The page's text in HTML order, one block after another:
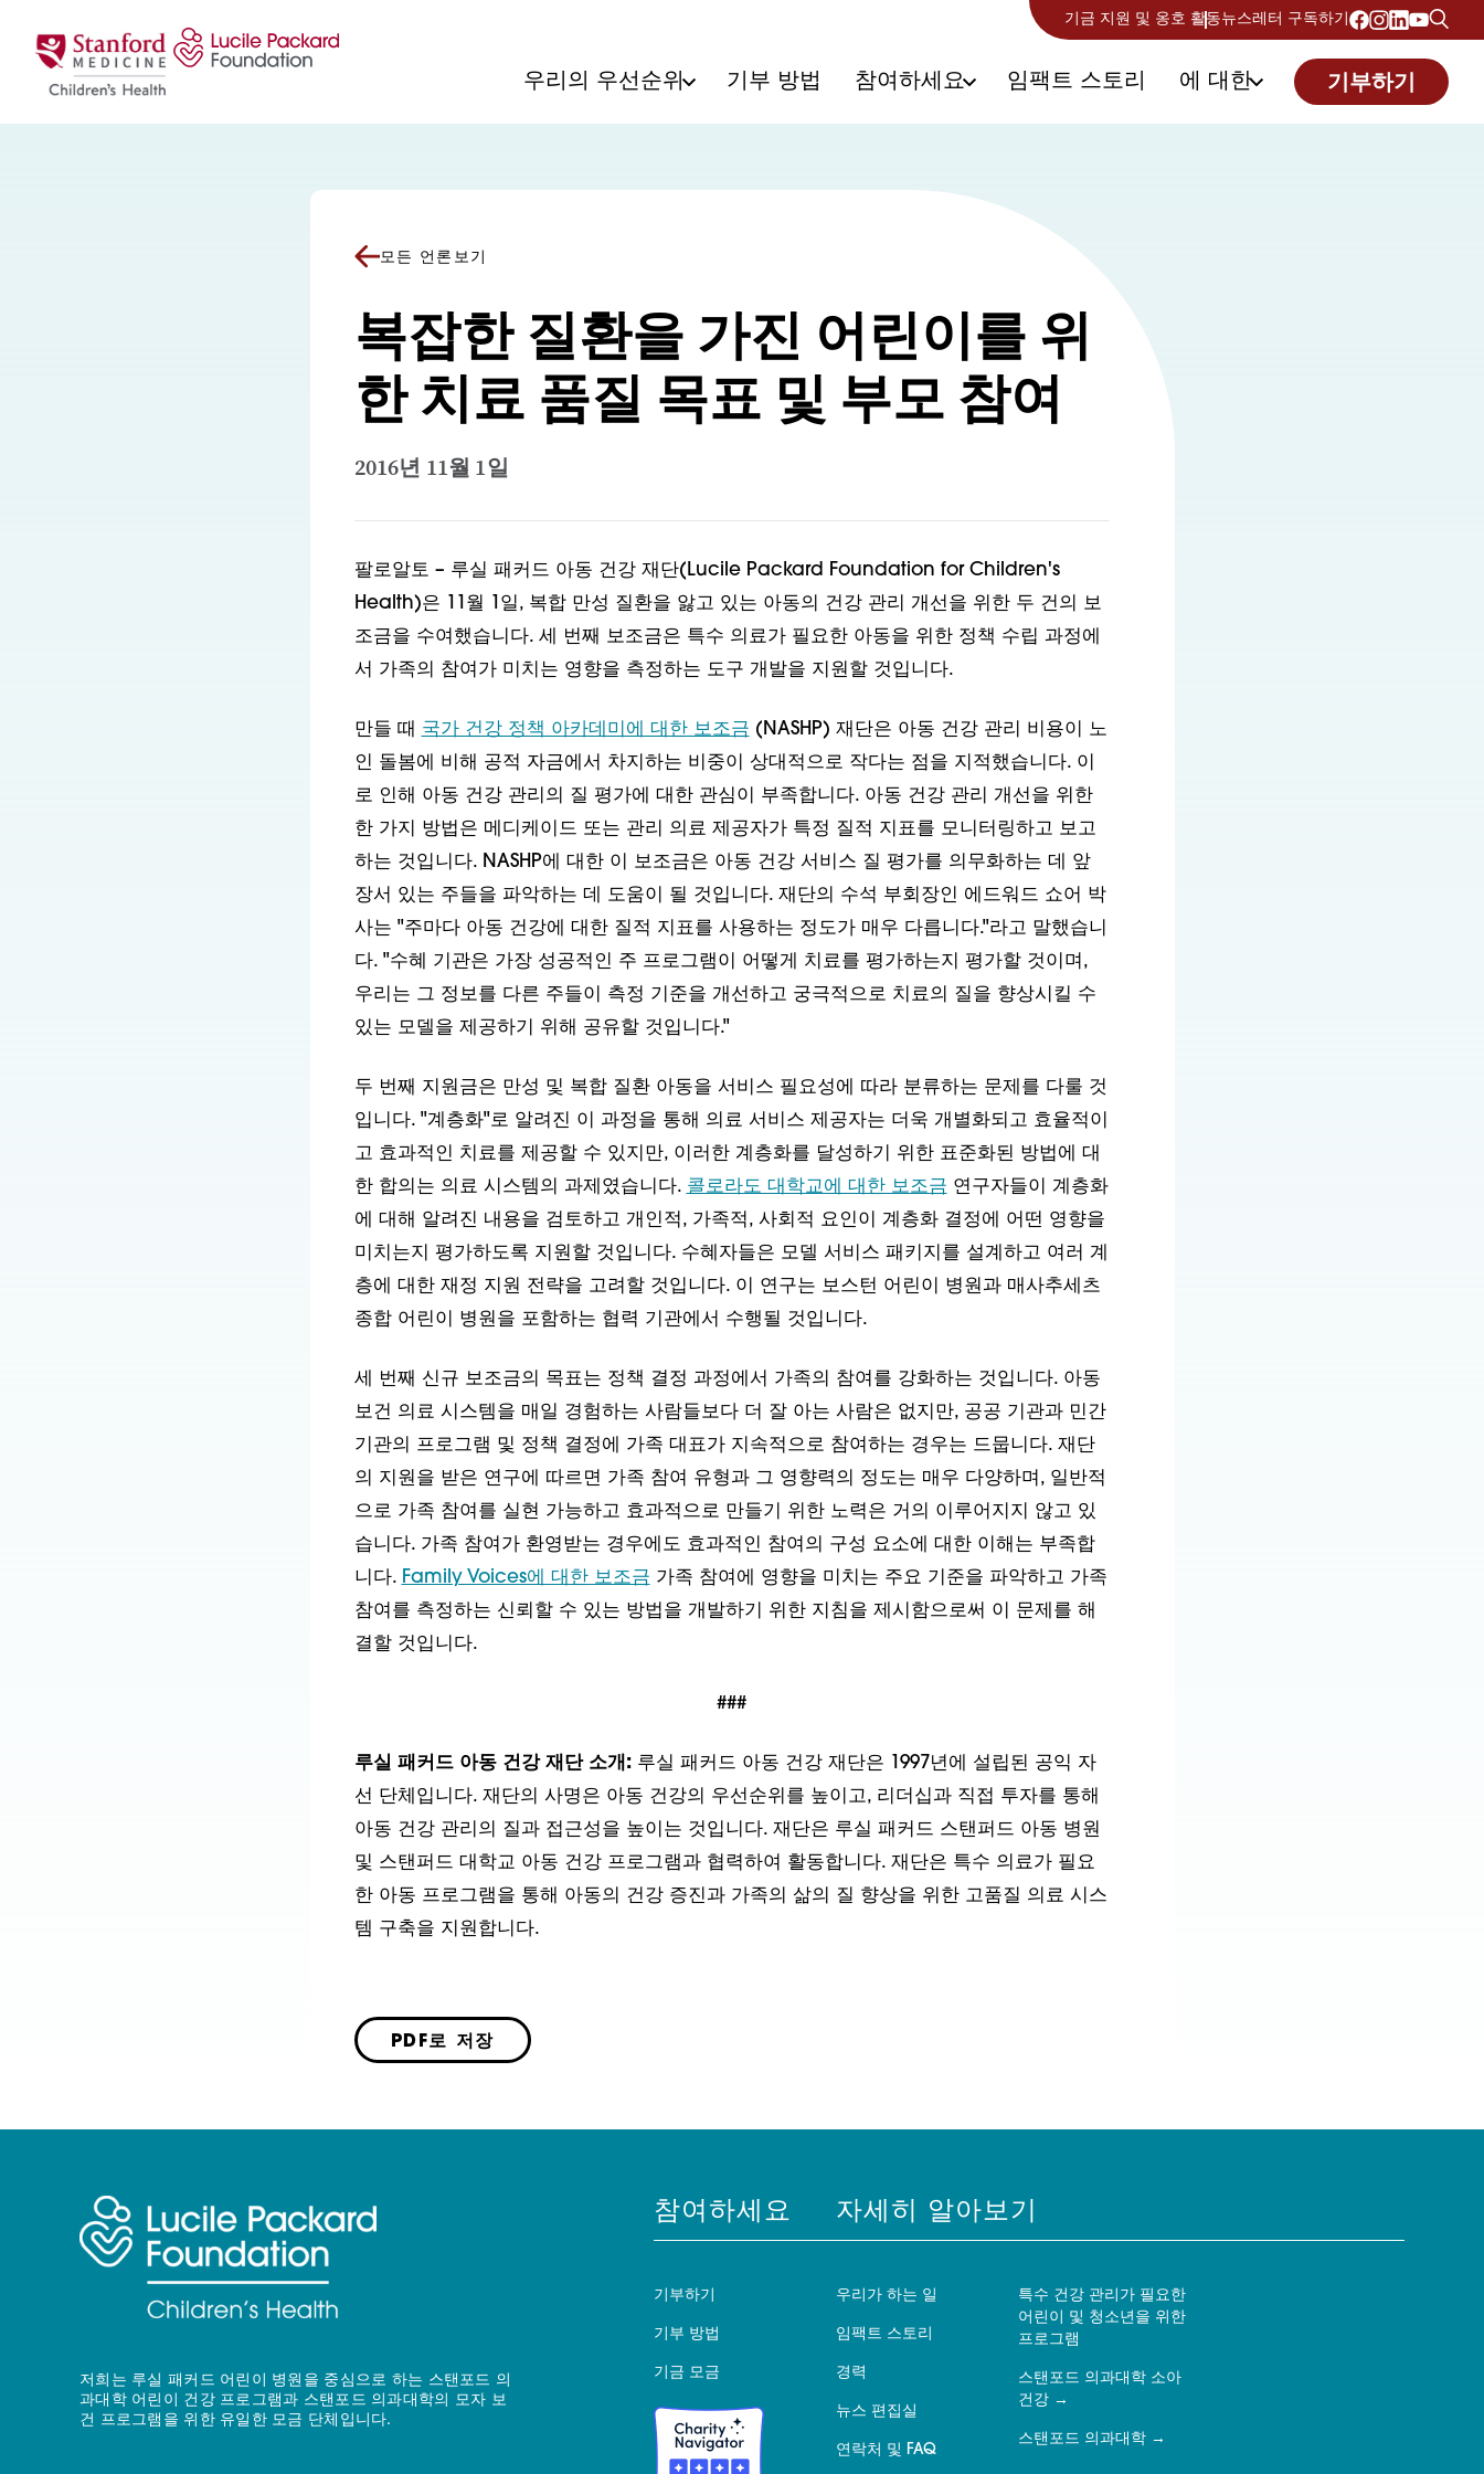
기금 지원 및 옹호 활동뉴스레터 구독하기
우리의 우선순위 기부 방법 참여하세요 임팩트 스토리 에 대한 기부하기
모든 언론보기
복잡한 질환을 가진 어린이를 위
한 치료 품질 목표 및 부모 참여
2016년 11월 1일
팔로알토 – 루실 패커드 아동 건강 재단(Lucile Packard Foundation for Children's
Health)은 11월 1일, 복합 만성 질환을 앓고 있는 아동의 건강 관리 개선을 위한 두 건의 보
조금을 수여했습니다. 세 번째 보조금은 특수 의료가 필요한 아동을 위한 정책 수립 과정에
서 가족의 참여가 미치는 영향을 측정하는 도구 개발을 지원할 것입니다.
만들 때 국가 건강 정책 아카데미에 대한 보조금 (NASHP) 재단은 아동 건강 관리 비용이 노
인 돌봄에 비해 공적 자금에서 차지하는 비중이 상대적으로 작다는 점을 지적했습니다. 이
로 인해 아동 건강 관리의 질 평가에 대한 관심이 부족합니다. 아동 건강 관리 개선을 위한
한 가지 방법은 메디케이드 또는 관리 의료 제공자가 특정 질적 지표를 모니터링하고 보고
하는 것입니다. NASHP에 대한 이 보조금은 아동 건강 서비스 질 평가를 의무화하는 데 앞
장서 있는 주들을 파악하는 데 도움이 될 것입니다. 재단의 수석 부회장인 에드워드 쇼어 박
사는 "주마다 아동 건강에 대한 질적 지표를 사용하는 정도가 매우 다릅니다."라고 말했습니
다. "수혜 기관은 가장 성공적인 주 프로그램이 어떻게 치료를 평가하는지 평가할 것이며,
우리는 그 정보를 다른 주들이 측정 기준을 개선하고 궁극적으로 치료의 질을 향상시킬 수
있는 모델을 제공하기 위해 공유할 것입니다."
두 번째 지원금은 만성 및 복합 질환 아동을 서비스 필요성에 따라 분류하는 문제를 다룰 것
입니다. "계층화"로 알려진 이 과정을 통해 의료 서비스 제공자는 더욱 개별화되고 효율적이
고 효과적인 치료를 제공할 수 있지만, 이러한 계층화를 달성하기 위한 표준화된 방법에 대
한 합의는 의료 시스템의 과제였습니다. 콜로라도 대학교에 대한 보조금 연구자들이 계층화
에 대해 알려진 내용을 검토하고 개인적, 가족적, 사회적 요인이 계층화 결정에 어떤 영향을
미치는지 평가하도록 지원할 것입니다. 수혜자들은 모델 서비스 패키지를 설계하고 여러 계
층에 대한 재정 지원 전략을 고려할 것입니다. 이 연구는 보스턴 어린이 병원과 매사추세츠
종합 어린이 병원을 포함하는 협력 기관에서 수행될 것입니다.
세 번째 신규 보조금의 목표는 정책 결정 과정에서 가족의 참여를 강화하는 것입니다. 아동
보건 의료 시스템을 매일 경험하는 사람들보다 더 잘 아는 사람은 없지만, 공공 기관과 민간
기관의 프로그램 및 정책 결정에 가족 대표가 지속적으로 참여하는 경우는 드뭅니다. 재단
의 지원을 받은 연구에 따르면 가족 참여 유형과 그 영향력의 정도는 매우 다양하며, 일반적
으로 가족 참여를 실현 가능하고 효과적으로 만들기 위한 노력은 거의 이루어지지 않고 있
습니다. 가족 참여가 환영받는 경우에도 효과적인 참여의 구성 요소에 대한 이해는 부족합
니다. Family Voices에 대한 보조금 가족 참여에 영향을 미치는 주요 기준을 파악하고 가족
참여를 측정하는 신뢰할 수 있는 방법을 개발하기 위한 지침을 제시함으로써 이 문제를 해
결할 것입니다.
###
루실 패커드 아동 건강 재단 소개: 루실 패커드 아동 건강 재단은 1997년에 설립된 공익 자
선 단체입니다. 재단의 사명은 아동 건강의 우선순위를 높이고, 리더십과 직접 투자를 통해
아동 건강 관리의 질과 접근성을 높이는 것입니다. 재단은 루실 패커드 스탠퍼드 아동 병원
및 스탠퍼드 대학교 아동 건강 프로그램과 협력하여 활동합니다. 재단은 특수 의료가 필요
한 아동 프로그램을 통해 아동의 건강 증진과 가족의 삶의 질 향상을 위한 고품질 의료 시스
템 구축을 지원합니다.
PDF로 저장
저희는 루실 패커드 어린이 병원을 중심으로 하는 스탠포드 의
과대학 어린이 건강 프로그램과 스탠포드 의과대학의 모자 보
건 프로그램을 위한 유일한 모금 단체입니다.
참여하세요
기부하기
기부 방법
기금 모금
자세히 알아보기
우리가 하는 일
임팩트 스토리
경력
뉴스 편집실
연락처 및 FAQ
특수 건강 관리가 필요한
어린이 및 청소년을 위한
프로그램
스탠포드 의과대학 소아
건강
스탠포드 의과대학